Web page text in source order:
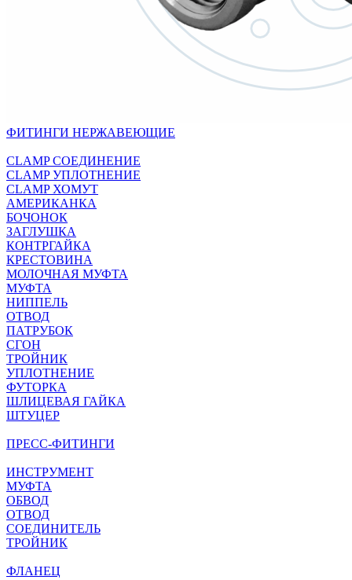
ФИТИНГИ НЕРЖАВЕЮЩИЕ
CLAMP СОЕДИНЕНИЕ
CLAMP УПЛОТНЕНИЕ
CLAMP ХОМУТ
АМЕРИКАНКА
БОЧОНОК
ЗАГЛУШКА
КОНТРГАЙКА
КРЕСТОВИНА
МОЛОЧНАЯ МУФТА
МУФТА
НИППЕЛЬ
ОТВОД
ПАТРУБОК
СГОН
ТРОЙНИК
УПЛОТНЕНИЕ
ФУТОРКА
ШЛИЦЕВАЯ ГАЙКА
ШТУЦЕР
ПРЕСС-ФИТИНГИ
ИНСТРУМЕНТ
МУФТА
ОБВОД
ОТВОД
СОЕДИНИТЕЛЬ
ТРОЙНИК
ФЛАНЕЦ